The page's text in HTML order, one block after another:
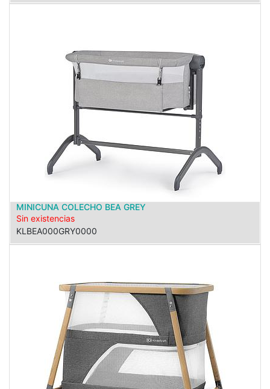
MINICUNA COLECHO BEA GREY
Sin existencias
KLBEA000GRY0000